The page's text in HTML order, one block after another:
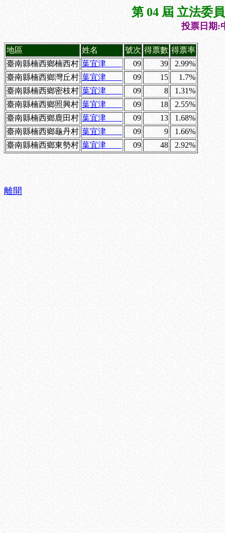
第 04 屆 立法委
投票日期:
地區 姓名 號次 得票數 得票率
臺南縣楠西鄉楠西村 葉宜津 09 39
2.99%
臺南縣楠西鄉灣丘村 葉宜津 09 15
1.7%
臺南縣楠西鄉密枝村 葉宜津 09 8
1.31%
臺南縣楠西鄉照興村 葉宜津 09 18
2.55%
臺南縣楠西鄉鹿田村 葉宜津 09 13
1.68%
臺南縣楠西鄉龜丹村 葉宜津 09 9
1.66%
臺南縣楠西鄉東勢村 葉宜津 09 48 2.92%
離開